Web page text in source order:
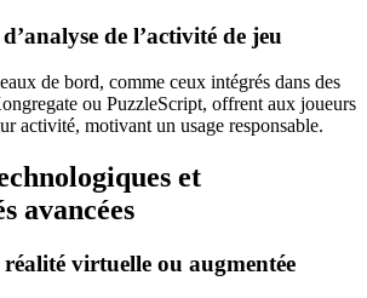
de l’activité de jeu
de bord, comme ceux intégrés dans des
ou PuzzleScript, offrent aux joueurs
activité, motivant un usage responsable.
et
avancées
virtuelle ou augmentée